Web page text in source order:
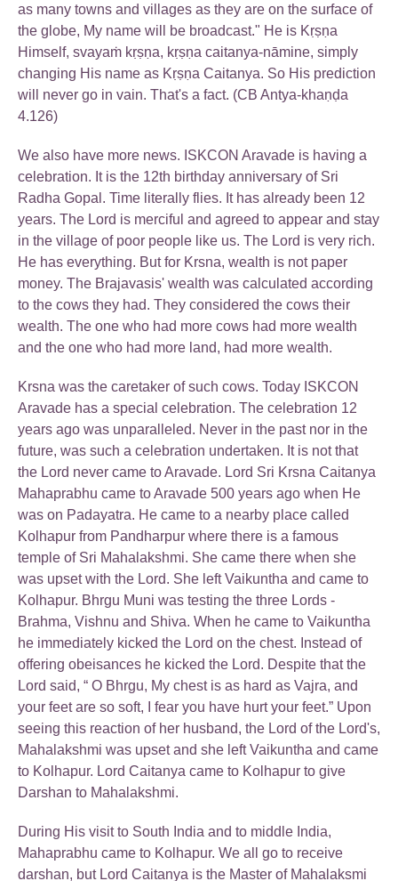
as many towns and villages as they are on the surface of
the globe, My name will be broadcast." He is Kṛṣṇa
Himself, svayaṁ kṛṣṇa, kṛṣṇa caitanya-nāmine, simply
changing His name as Kṛṣṇa Caitanya. So His prediction
will never go in vain. That's a fact. (CB Antya-khaṇḍa
4.126)
We also have more news. ISKCON Aravade is having a
celebration. It is the 12th birthday anniversary of Sri
Radha Gopal. Time literally flies. It has already been 12
years. The Lord is merciful and agreed to appear and stay
in the village of poor people like us. The Lord is very rich.
He has everything. But for Krsna, wealth is not paper
money. The Brajavasis' wealth was calculated according
to the cows they had. They considered the cows their
wealth. The one who had more cows had more wealth
and the one who had more land, had more wealth.
Krsna was the caretaker of such cows. Today ISKCON
Aravade has a special celebration. The celebration 12
years ago was unparalleled. Never in the past nor in the
future, was such a celebration undertaken. It is not that
the Lord never came to Aravade. Lord Sri Krsna Caitanya
Mahaprabhu came to Aravade 500 years ago when He
was on Padayatra. He came to a nearby place called
Kolhapur from Pandharpur where there is a famous
temple of Sri Mahalakshmi. She came there when she
was upset with the Lord. She left Vaikuntha and came to
Kolhapur. Bhrgu Muni was testing the three Lords -
Brahma, Vishnu and Shiva. When he came to Vaikuntha
he immediately kicked the Lord on the chest. Instead of
offering obeisances he kicked the Lord. Despite that the
Lord said, “ O Bhrgu, My chest is as hard as Vajra, and
your feet are so soft, I fear you have hurt your feet.” Upon
seeing this reaction of her husband, the Lord of the Lord's,
Mahalakshmi was upset and she left Vaikuntha and came
to Kolhapur. Lord Caitanya came to Kolhapur to give
Darshan to Mahalakshmi.
During His visit to South India and to middle India,
Mahaprabhu came to Kolhapur. We all go to receive
darshan, but Lord Caitanya is the Master of Mahalaksmi